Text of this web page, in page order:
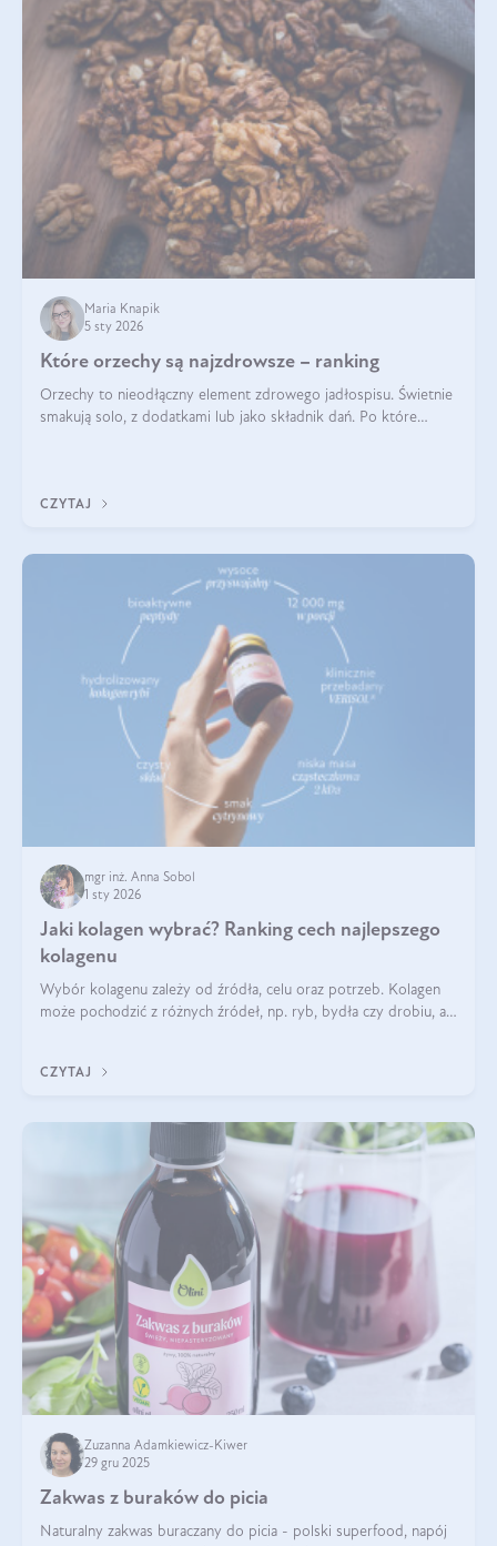
Maria Knapik
5 sty 2026
Które orzechy są najzdrowsze – ranking
Orzechy to nieodłączny element zdrowego jadłospisu. Świetnie
smakują solo, z dodatkami lub jako składnik dań. Po które
CZYTAJ
mgr inż. Anna Sobol
1 sty 2026
Jaki kolagen wybrać? Ranking cech najlepszego
kolagenu
Wybór kolagenu zależy od źródła, celu oraz potrzeb. Kolagen
może pochodzić z różnych źródeł, np. ryb, bydła czy drobiu, a
bydlęcy.
CZYTAJ
Zuzanna Adamkiewicz-Kiwer
29 gru 2025
Zakwas z buraków do picia
Naturalny zakwas buraczany do picia - polski superfood, napój